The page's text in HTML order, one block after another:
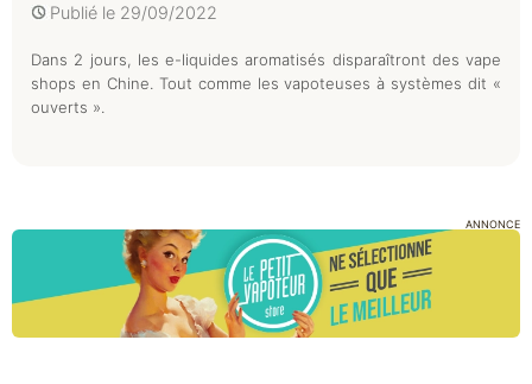
Publié le 29/09/2022
Dans 2 jours, les e-liquides aromatisés disparaîtront des vape
shops en Chine. Tout comme les vapoteuses à systèmes dit «
ouverts ».
ANNONCE